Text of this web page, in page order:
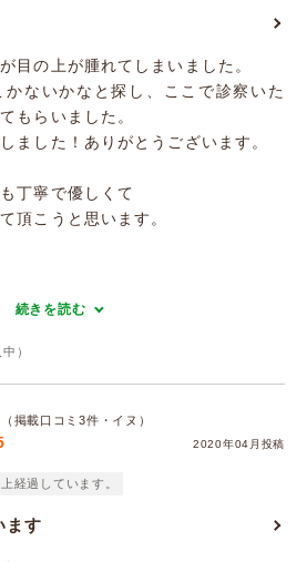
目の上が腫れてしまいました。
ないかなと探し、ここで診察いた
もらいました。
ました！ありがとうございます。
丁寧で優しくて
頂こうと思います。
続きを読む
中）
掲載口コミ3件・イヌ）
2020年04月投稿
経過しています。
ます